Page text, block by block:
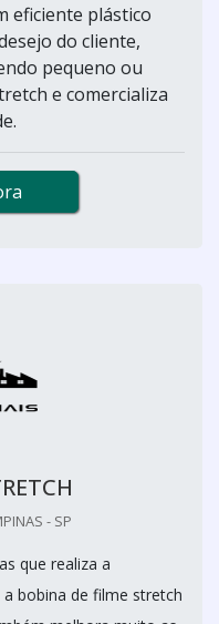
eficiente plástico
do cliente,
pequeno ou
e comercializa
- SP
que realiza a
bobina de filme stretch